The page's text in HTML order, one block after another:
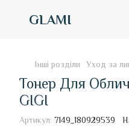
GLAMI
Інші розділи Уход за
Тонер Для
GIGI
Артикул: 7149_180929539